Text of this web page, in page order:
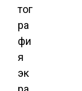
тог
ра
фи
я
эк